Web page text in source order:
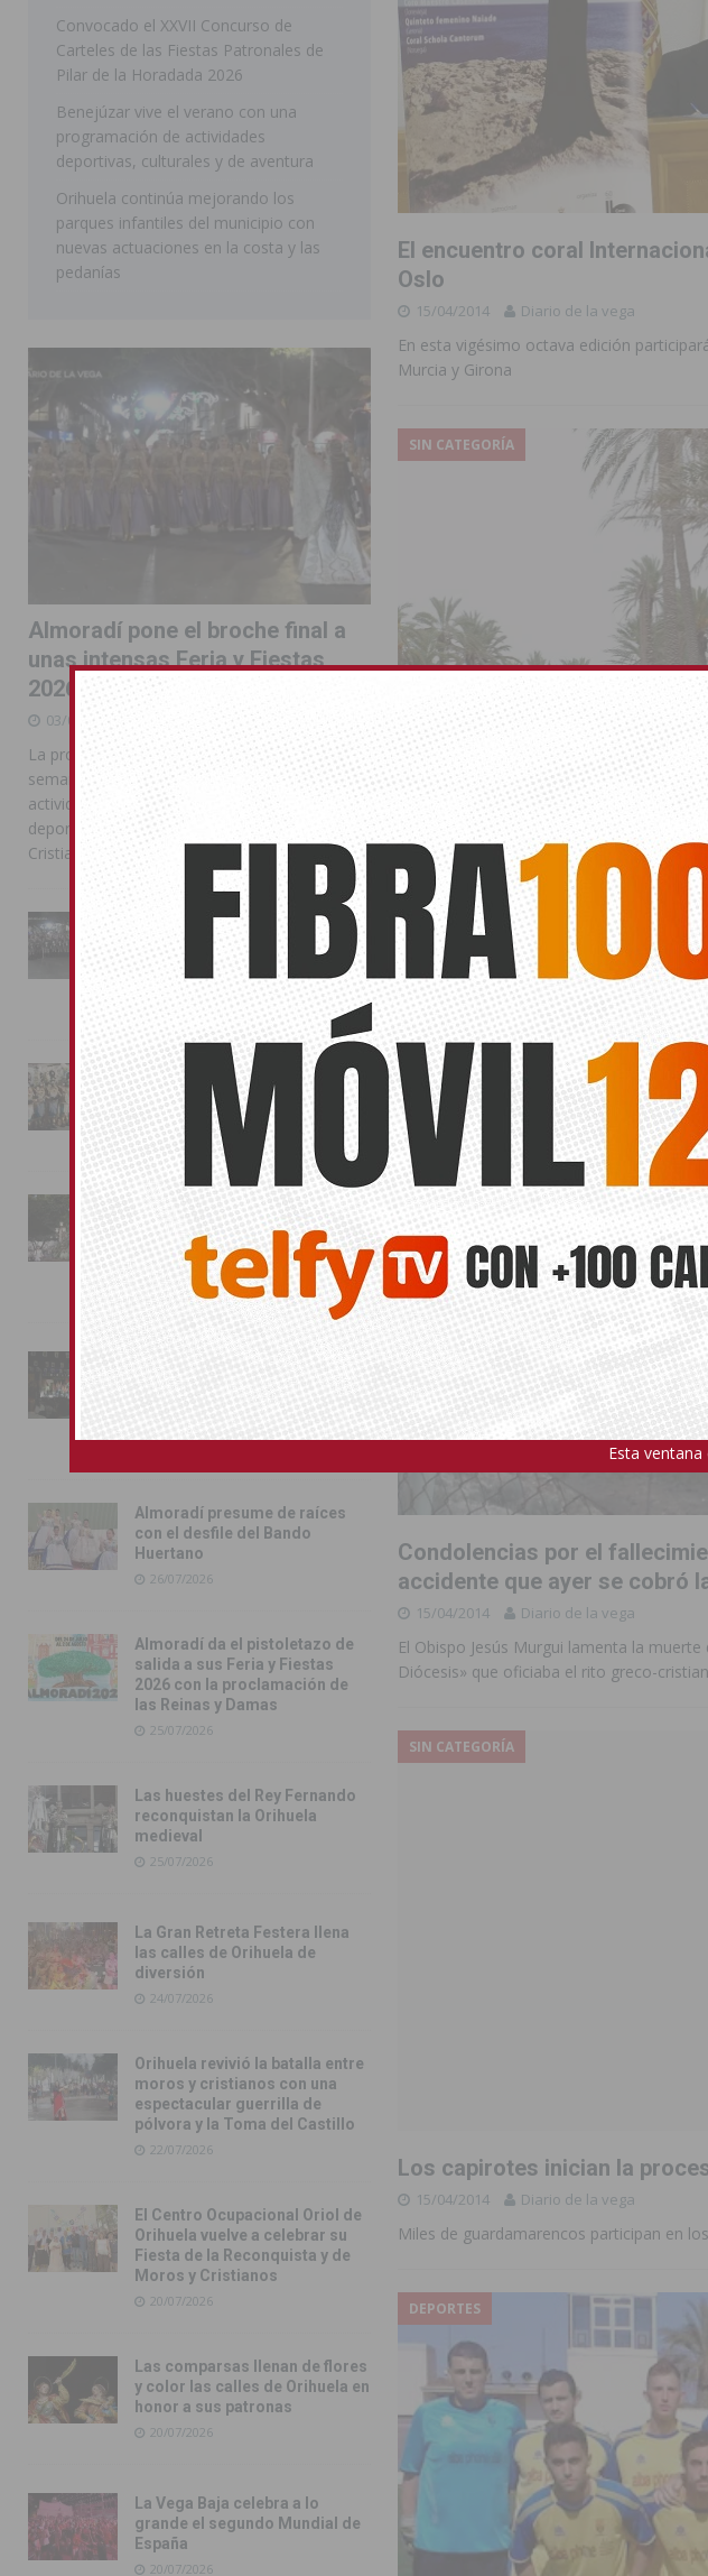
ellos varios de la Vega Baja
COMARCA
[ 06/08/2026 ] Vegavacaciones 2026 amplía su programación con actividades abiertas
El encuentro coral
Oslo
15/04/2014 Diario de la vega
En esta vigésimo octava edición
Murcia y Girona
SIN CATEGORÍA
Salvemos Lo Ferrís organiza
concienciación del cuidado
15/04/2014 Diario de la vega
Las jornadas ‘Limpia y Conciencia por
la Cala y de concienciar de la importancia
TORREVIEJA
Condolencias por el
accidente que ayer se cobró
15/04/2014 Diario de la vega
El Obispo Jesús Murgui lamenta la
Diócesis» que oficiaba el rito greco-
SIN CATEGORÍA
Los capirotes inician la
15/04/2014 Diario de la vega
Miles de guardamarencos participan en
DEPORTES
Convocado el XXVII Concurso de
Carteles de las Fiestas Patronales de
Pilar de la Horadada 2026
Benejúzar vive el verano con una
programación de actividades
deportivas, culturales y de aventura
Orihuela continúa mejorando los
parques infantiles del municipio con
nuevas actuaciones en la costa y las
pedanías
Almoradí pone el broche final a
unas intensas Feria y Fiestas
2026
03/08/2026
La programación reunió durante más de una
semana actos institucionales, conciertos,
actividades familiares, competiciones
deportivas y las celebraciones de Moros y
Cristianos
La Entrada Cristiana llena de
esplendor las calles de
Almoradí en una multitudinaria
jornada festera
02/08/2026
La magia de la Entrada Mora
conquista las calles de
Almoradí
01/08/2026
La fiesta se adueña de
Almoradí con la presentación
de los cargos festeros y la
toma del castillo
31/07/2026
Pilar de la Horadada
conmemora con emoción el
40º aniversario de su
independencia como municipio
Almoradí presume de raíces
con el desfile del Bando
Huertano
26/07/2026
Almoradí da el pistoletazo de
salida a sus Feria y Fiestas
2026 con la proclamación de
las Reinas y Damas
25/07/2026
Las huestes del Rey Fernando
reconquistan la Orihuela
medieval
25/07/2026
La Gran Retreta Festera llena
las calles de Orihuela de
diversión
24/07/2026
Orihuela revivió la batalla entre
moros y cristianos con una
espectacular guerrilla de
pólvora y la Toma del Castillo
22/07/2026
El Centro Ocupacional Oriol de
Orihuela vuelve a celebrar su
Fiesta de la Reconquista y de
Moros y Cristianos
20/07/2026
Las comparsas llenan de flores
y color las calles de Orihuela en
honor a sus patronas
20/07/2026
La Vega Baja celebra a lo
grande el segundo Mundial de
España
20/07/2026
Esta